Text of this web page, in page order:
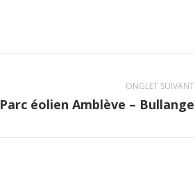
ONGLET SUIVANT
Parc éolien Amblève – Bullange